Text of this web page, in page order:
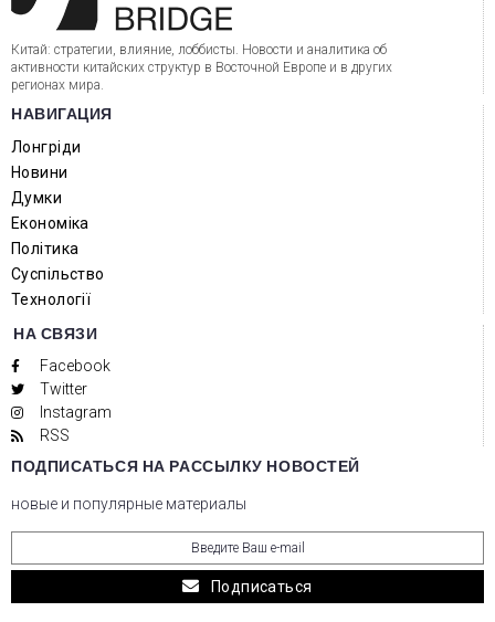
Китай: стратегии, влияние, лоббисты. Новости и аналитика об
активности китайских структур в Восточной Европе и в других
регионах мира.
НАВИГАЦИЯ
Лонгріди
Новини
Думки
Економіка
Політика
Суспільство
Технології
НА СВЯЗИ
Facebook
Twitter
Instagram
RSS
ПОДПИСАТЬСЯ НА РАССЫЛКУ НОВОСТЕЙ
новые и популярные материалы
Подписаться